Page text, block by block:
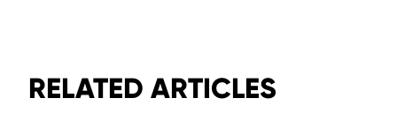
RELATED ARTICLES